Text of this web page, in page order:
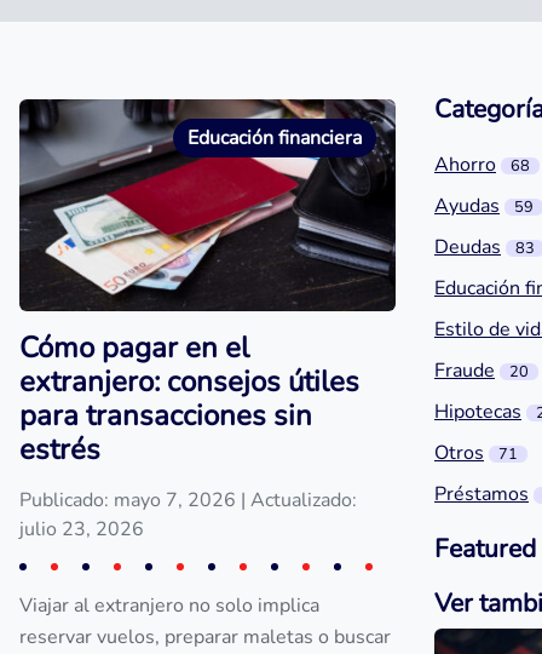
Educación financiera
Cómo pagar en el
extranjero: consejos útiles
para transacciones sin
estrés
Publicado: mayo 7, 2026 | Actualizado:
julio 23, 2026
Viajar al extranjero no solo implica
reservar vuelos, preparar maletas o buscar
Ahorro 68
Ayudas 59
Deudas 83
Educación
Estilo de
Fraude
20
Hipotecas
Otros 71
Préstamos
Ver